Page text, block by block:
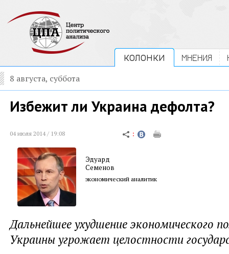
КОЛОНКИ МНЕНИЯ
8 августа, суббота
Избежит ли Украина дефолта?
04 июля 2014 / 19:08
Эдуард
Семенов
экономический аналитик
Дальнейшее ухудшение экономического
Украины угрожает целостности